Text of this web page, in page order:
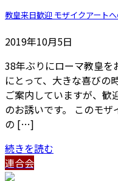
教皇来日歓迎 モザイクアート
2019年10月5日
38年ぶりにローマ教皇
にとって、大きな喜びの
ご案内していますが、歓
のお誘いです。 このモ
の […]
続きを読む
連合会